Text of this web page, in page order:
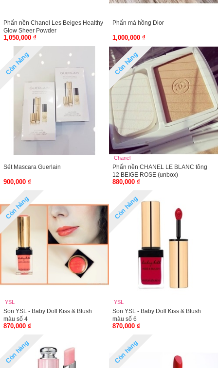
Phấn nền Chanel Les Beiges Healthy
Glow Sheer Powder
1,050,000 ₫
Phấn má hồng Dior
1,000,000 ₫
Còn hàng
Sét Mascara Guerlain
900,000 ₫
Còn hàng
Chanel
Phấn nền CHANEL LE BLANC tông
12 BEIGE ROSE (unbox)
880,000 ₫
Còn hàng
YSL
Son YSL - Baby Doll Kiss & Blush
màu số 4
870,000 ₫
Còn hàng
YSL
Son YSL - Baby Doll Kiss & Blush
màu số 6
870,000 ₫
Còn hàng Còn hàng